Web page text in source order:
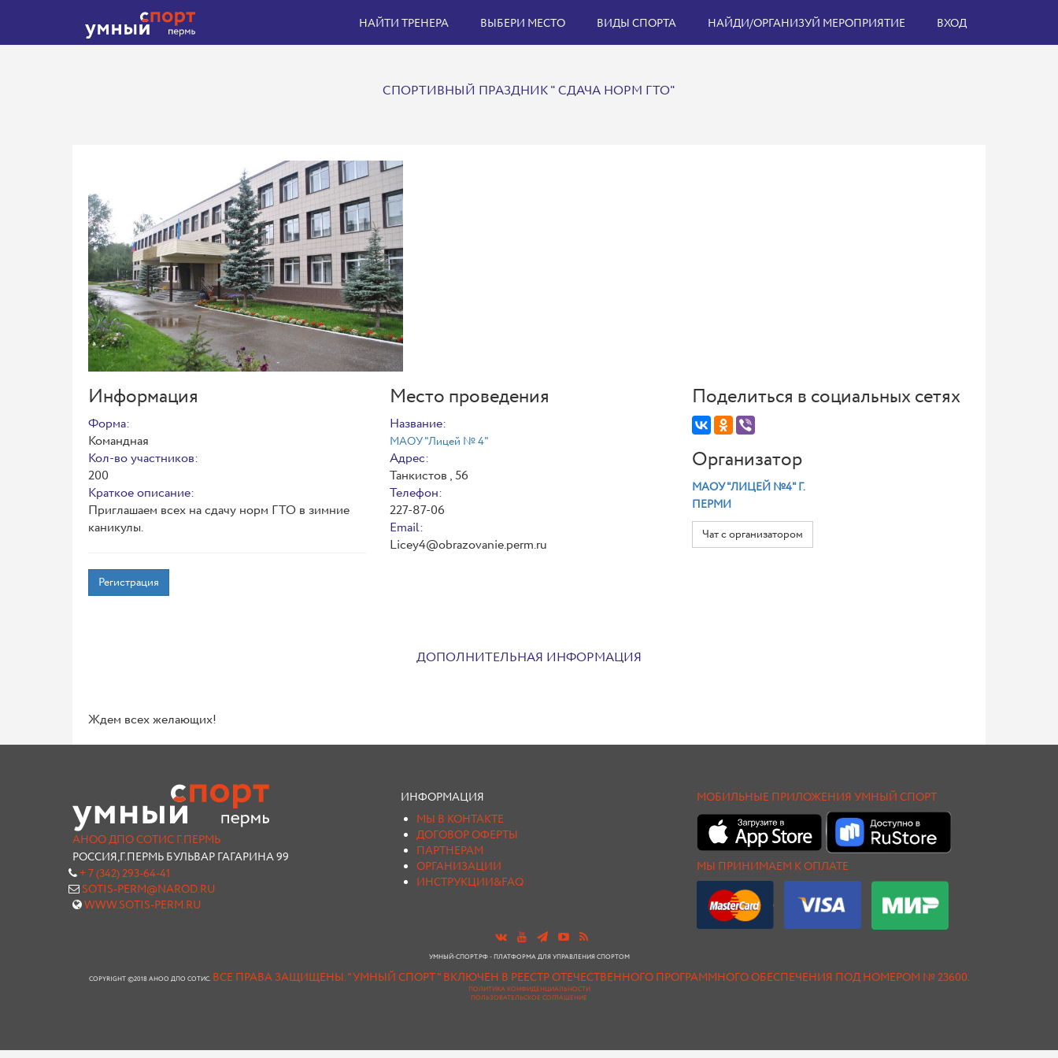
НАЙТИ ТРЕНЕРА ВЫБЕРИ МЕСТО ВИДЫ СПОРТА НАЙДИ/ОРГАНИЗУЙ МЕРОПРИЯТИЕ ВХОД
СПОРТИВНЫЙ ПРАЗДНИК " СДАЧА НОРМ ГТО"
Информация
Форма:
Командная
Кол-во участников:
200
Краткое описание:
Приглашаем всех на сдачу норм ГТО в зимние
каникулы.
Регистрация
Место проведения
Название:
МАОУ "Лицей № 4"
Адрес:
Танкистов , 56
Телефон:
227-87-06
Email:
Licey4@obrazovanie.perm.ru
Поделиться в социальных сетях
Организатор
МАОУ "ЛИЦЕЙ №4" Г.
ПЕРМИ
Чат с организатором
ДОПОЛНИТЕЛЬНАЯ ИНФОРМАЦИЯ
Ждем всех желающих!
АНОО ДПО СОТИС Г.ПЕРМЬ
РОССИЯ,Г.ПЕРМЬ БУЛЬВАР ГАГАРИНА 99
+ 7 (342) 293-64-41
SOTIS-PERM@NAROD.RU
WWW.SOTIS-PERM.RU
ИНФОРМАЦИЯ
МЫ В КОНТАКТЕ
ДОГОВОР ОФЕРТЫ
ПАРТНЕРАМ
ОРГАНИЗАЦИИ
ИНСТРУКЦИИ&FAQ
МОБИЛЬНЫЕ ПРИЛОЖЕНИЯ УМНЫЙ СПОРТ
МЫ ПРИНИМАЕМ К ОПЛАТЕ
УМНЫЙ-СПОРТ.РФ - ПЛАТФОРМА ДЛЯ УПРАВЛЕНИЯ СПОРТОМ
COPYRIGHT ©2018 АНОО ДПО СОТИС. ВСЕ ПРАВА ЗАЩИЩЕНЫ."УМНЫЙ СПОРТ " ВКЛЮЧЕН В РЕЕСТР ОТЕЧЕСТВЕННОГО ПРОГРАММНОГО ОБЕСПЕЧЕНИЯ ПОД НОМЕРОМ № 23600.
ПОЛИТИКА КОНФИДЕНЦИАЛЬНОСТИ
ПОЛЬЗОВАТЕЛЬСКОЕ СОГЛАШЕНИЕ